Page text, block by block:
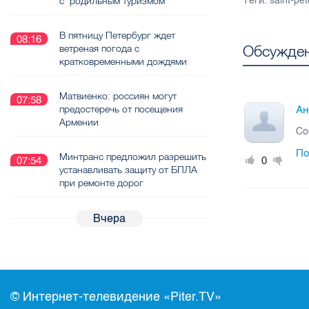
0
08:16
В пятницу Петербург ждет
ветреная погода с
кратковременными дождями
07:58
Матвиенко: россиян могут
предостеречь от посещения
Армении
07:54
Минтранс предложил разрешить
устанавливать защиту от БПЛА
при ремонте дорог
Вчера
© Интернет-телевидение «Piter.TV»